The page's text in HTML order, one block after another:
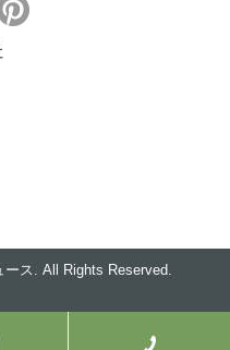
ース. All Rights Reserved.